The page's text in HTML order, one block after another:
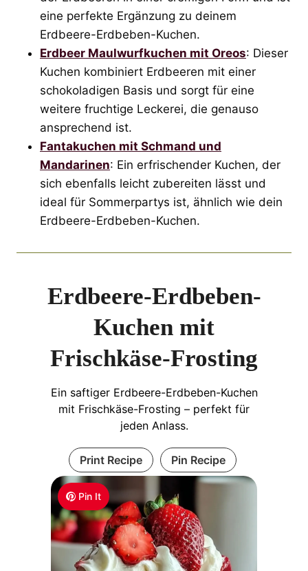
eine perfekte Ergänzung zu deinem
Erdbeere-Erdbeben-Kuchen.
Erdbeer Maulwurfkuchen mit Oreos: Dieser
Kuchen kombiniert Erdbeeren mit einer
schokoladigen Basis und sorgt für eine
weitere fruchtige Leckerei, die genauso
ansprechend ist.
Fantakuchen mit Schmand und
Mandarinen: Ein erfrischender Kuchen, der
sich ebenfalls leicht zubereiten lässt und
ideal für Sommerpartys ist, ähnlich wie dein
Erdbeere-Erdbeben-Kuchen.
Pin It
Erdbeere-Erdbeben-
Kuchen mit
Frischkäse-Frosting
Ein saftiger Erdbeere-Erdbeben-Kuchen
mit Frischkäse-Frosting – perfekt für
jeden Anlass.
Print Recipe Pin Recipe